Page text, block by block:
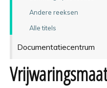
Andere reeksen
Alle titels
Documentatiecentrum